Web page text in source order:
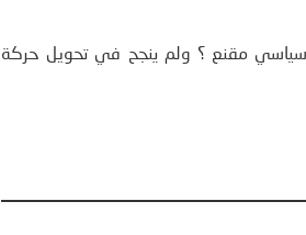
سياسي مقنع ؟ ولم ينجح في تحويل حركة